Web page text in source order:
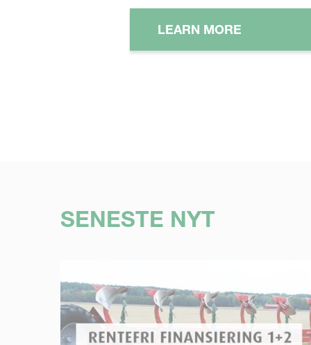
LEARN MORE
SENESTE NYT